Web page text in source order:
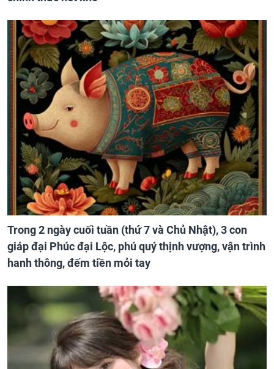
Trong 2 ngày cuối tuần (thứ 7 và Chủ Nhật), 3 con
giáp đại Phúc đại Lộc, phú quý thịnh vượng, vận trình
hanh thông, đếm tiền mỏi tay